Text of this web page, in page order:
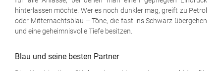
hinterlassen möchte. Wer es noch dunkler mag, greift zu Petrol
oder Mitternachtsblau – Töne, die fast ins Schwarz übergehen
und eine geheimnisvolle Tiefe besitzen.
Blau und seine besten Partner